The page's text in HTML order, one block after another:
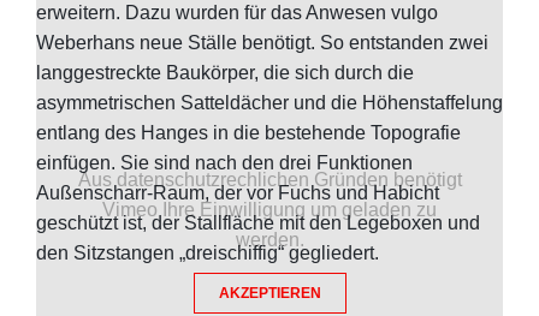
Aus datenschutzrechlichen Gründen benötigt
Vimeo Ihre Einwilligung um geladen zu
werden.
AKZEPTIEREN
erweitern. Dazu wurden für das Anwesen vulgo
Weberhans neue Ställe benötigt. So entstanden zwei
langgestreckte Baukörper, die sich durch die
asymmetrischen Satteldächer und die Höhenstaffelung
entlang des Hanges in die bestehende Topografie
einfügen. Sie sind nach den drei Funktionen
Außenscharr-Raum, der vor Fuchs und Habicht
geschützt ist, der Stallfläche mit den Legeboxen und
den Sitzstangen „dreischiffig“ gegliedert.